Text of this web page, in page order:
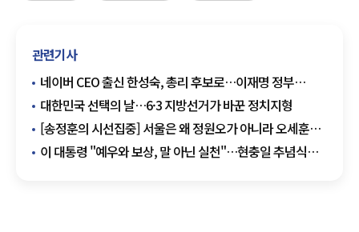
관련기사
네이버 CEO 출신 한성숙, 총리 후보로…이재명 정부
'디지털 총리' 카드
대한민국 선택의 날…6·3 지방선거가 바꾼 정치지형
[송정훈의 시선집중] 서울은 왜 정원오가 아니라 오세훈을
택했나
이 대통령 "예우와 보상, 말 아닌 실천"…현충일 추념식